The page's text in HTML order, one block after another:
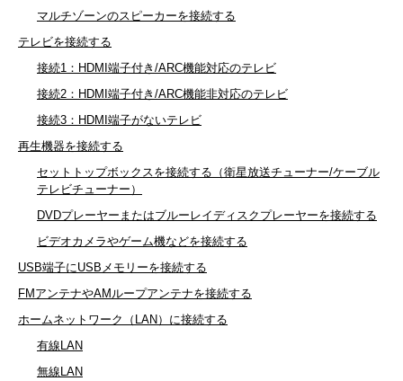
マルチゾーンのスピーカーを接続する
テレビを接続する
接続1：HDMI端子付き/ARC機能対応のテレビ
接続2：HDMI端子付き/ARC機能非対応のテレビ
接続3：HDMI端子がないテレビ
再生機器を接続する
セットトップボックスを接続する（衛星放送チューナー/ケーブル
テレビチューナー）
DVDプレーヤーまたはブルーレイディスクプレーヤーを接続する
ビデオカメラやゲーム機などを接続する
USB端子にUSBメモリーを接続する
FMアンテナやAMループアンテナを接続する
ホームネットワーク（LAN）に接続する
有線LAN
無線LAN